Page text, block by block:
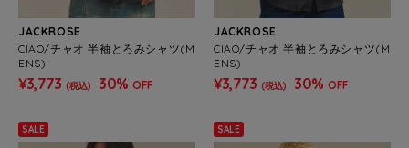
JACKROSE
CIAO/チャオ 半袖とろみシャツ(M
ENS)
¥3,773 (税込) 30% OFF
JACKROSE
CIAO/チャオ 半袖とろみシャツ(M
ENS)
¥3,773 (税込) 30% OFF
SALE SALE